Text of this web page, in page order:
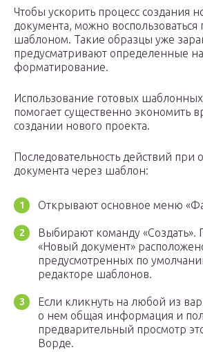
Чтобы ускорить процесс создания
документа, можно воспользоваться
шаблоном. Такие образцы уже
предусматривают определенные
форматирование.
Использование готовых
помогает существенно экономить
создании нового проекта.
Последовательность действий при
документа через шаблон:
Открывают основное меню
Выбирают команду «Создать».
«Новый документ»
предусмотренных по
редакторе шаблонов.
Если кликнуть на любой из
о нем общая информация и
предварительный просмотр
Ворде.